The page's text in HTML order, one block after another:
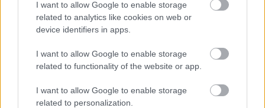
I want to allow Google to enable storage
related to analytics like cookies on web or
device identifiers in apps.
I want to allow Google to enable storage
related to functionality of the website or app.
I want to allow Google to enable storage
related to personalization.